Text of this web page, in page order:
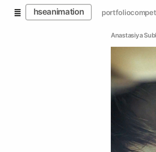
hseanimation portfolio
Anastasiya